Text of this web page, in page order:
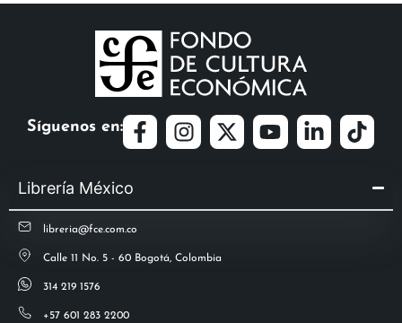
Síguenos en:
Librería México
libreria@fce.com.co
Calle 11 No. 5 - 60 Bogotá, Colombia
314 219 1576
+57 601 283 2200